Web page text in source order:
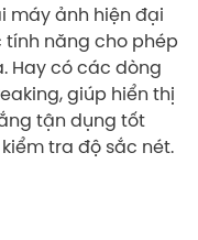
máy ảnh hiện đại
năng cho phép
Hay có các dòng
giúp hiển thị
tận dụng tốt
tra độ sắc nét.